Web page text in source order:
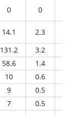
0 0
14.1 2.3
131.2 3.2
58.6 1.4
10 0.6
9 0.5
7 0.5